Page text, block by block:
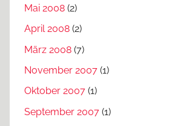
Mai 2008 (2)
April 2008 (2)
März 2008 (7)
November 2007 (1)
Oktober 2007 (1)
September 2007 (1)